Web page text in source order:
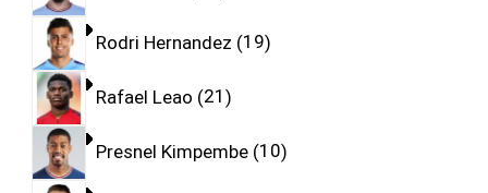
Rodri Hernandez 19
Rafael Leao 21
Presnel Kimpembe 10